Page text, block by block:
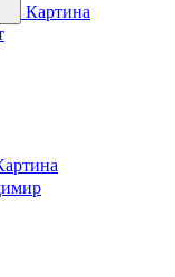
Картина